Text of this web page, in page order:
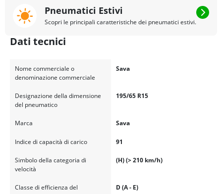
Pneumatici Estivi
Scopri le principali caratteristiche dei pneumatici estivi.
Dati tecnici
Nome commerciale o
denominazione commerciale
Sava
Designazione della dimensione
del pneumatico
195/65 R15
Marca Sava
Indice di capacità di carico 91
Simbolo della categoria di
velocità
(H) (> 210 km/h)
Classe di efficienza del
D (A - E)